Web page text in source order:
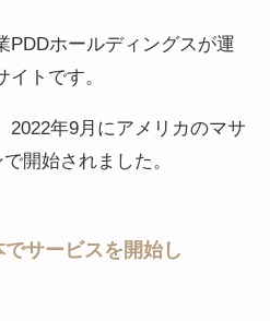
PDDホールディングスが運
トです。
2022年9月にアメリカのマサ
開始されました。
サービスを開始し